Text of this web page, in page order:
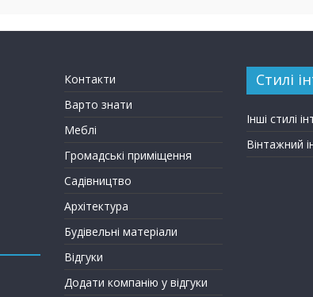
Контакти
Варто знати
Меблі
Громадські приміщення
Садівництво
Архітектура
Будівельні матеріали
Відгуки
Додати компанію у відгуки
Стилі
Інші стилі
Вінтажний